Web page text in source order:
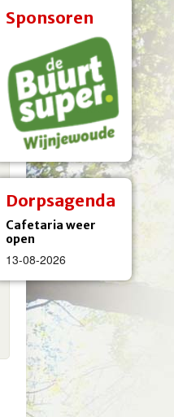
Sponsoren
Dorpsagenda
Cafetaria weer
open
13-08-2026